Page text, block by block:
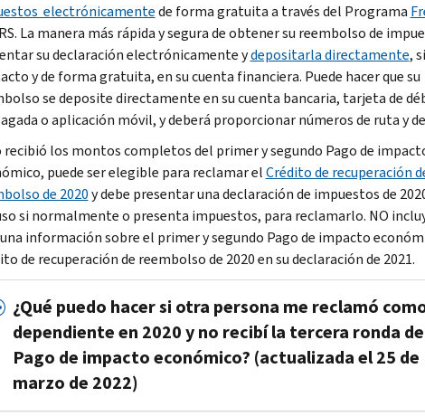
electrónicamentede forma gratuita a través del Programa
La manera más rápida y segura de obtener su reembolso de
su declaración electrónicamente ydepositarla directamente,
y de forma gratuita, en su cuenta financiera. Puede hacer que su
se deposite directamente en su cuenta bancaria, tarjeta de
o aplicación móvil, y deberá proporcionar números de ruta y
recibió los montos completos del primer y segundo Pago de
puede ser elegible para reclamar elCrédito de recuperación
de 2020y debe presentar una declaración de impuestos de
si normalmente o presenta impuestos, para reclamarlo. NO
información sobre el primer y segundo Pago de impacto
de recuperación de reembolso de 2020 en su declaración de 2021.
¿Qué puedo hacer si otra persona me reclamó
dependiente en 2020 y no recibí la tercera ronda
Pago de impacto económico? (actualizada el 25 de
marzo de 2022)